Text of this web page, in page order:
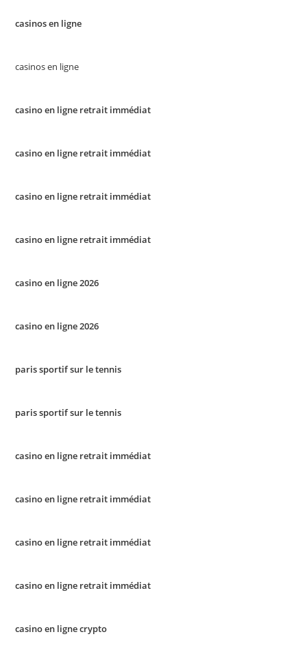
casinos en ligne
casinos en ligne
casino en ligne retrait immédiat
casino en ligne retrait immédiat
casino en ligne retrait immédiat
casino en ligne retrait immédiat
casino en ligne 2026
casino en ligne 2026
paris sportif sur le tennis
paris sportif sur le tennis
casino en ligne retrait immédiat
casino en ligne retrait immédiat
casino en ligne retrait immédiat
casino en ligne retrait immédiat
casino en ligne crypto